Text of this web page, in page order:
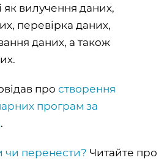
як вилучення даних,
перевірка даних,
даних, а також
про створення
програм за
.
чи перенести? Читайте про